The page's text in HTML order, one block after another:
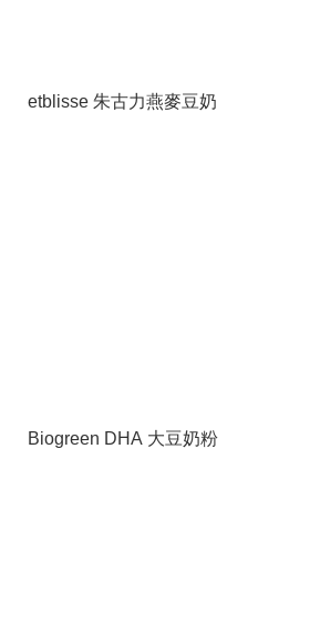
etblisse 朱古力燕麥豆奶
Biogreen DHA 大豆奶粉